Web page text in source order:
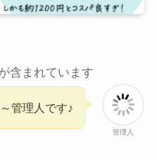
含まれています
管理人
管理人です♪